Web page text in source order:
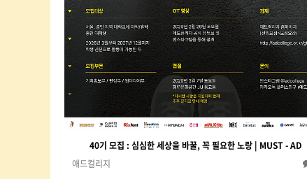
40기 모집 : 심심한 세상을 바꿀, 꼭 필요한 노랑 | MUST - AD
애드컬리지